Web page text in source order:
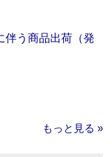
伴う商品出荷（発
もっと見る »